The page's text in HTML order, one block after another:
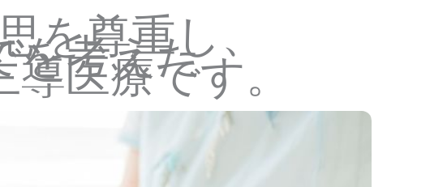
を尊重し、
を考えた
医療です。